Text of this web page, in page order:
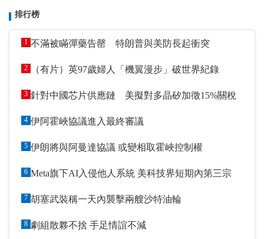
排行榜
1 不滿被瞞彈藥告罄 特朗普與美防長起衝突
2 （有片）英97歲婦人「機翼漫步」破世界紀錄
3 針對中國芯片供應鏈 美擬對多晶矽加徵15%關稅
4 伊阿霍峽協議進入最終審議
5 伊朗將與阿曼達協議 或變相取霍峽控制權
6 Meta旗下AI入侵他人系統 美科技界短期內第三宗
7 胡塞武裝稱一天內襲擊兩艘沙特油輪
8 劇組散夥不捨 手足情誼不減